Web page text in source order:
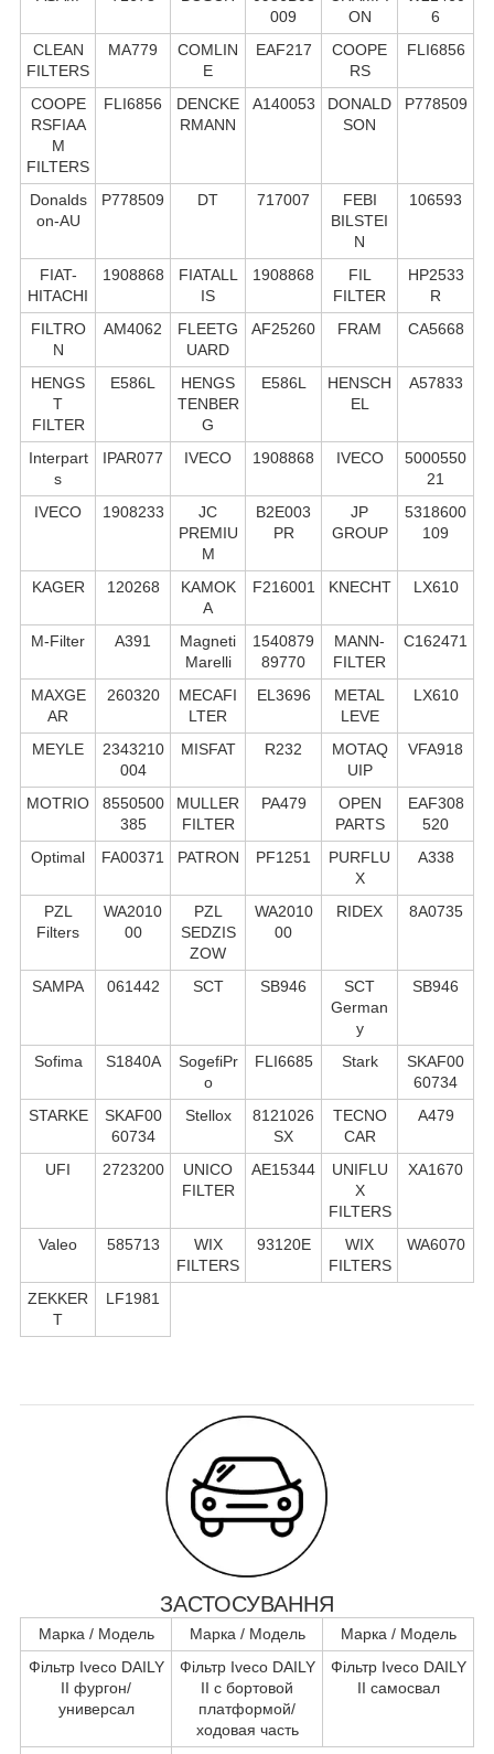
009
ON
6
CLEAN
FILTERS
MA779
COMLIN
E
EAF217
COOPE
RS
FLI6856
COOPE
RSFIAA
M
FILTERS
FLI6856
DENCKE
RMANN
A140053
DONALD
SON
P778509
Donalds
on-AU
P778509 DT 717007
FEBI
BILSTEI
N
106593
FIAT-
HITACHI
1908868
FIATALL
IS
1908868
FIL
FILTER
HP2533
R
FILTRO
N
AM4062
FLEETG
UARD
AF25260 FRAM CA5668
HENGS
T
FILTER
E586L
HENGS
TENBER
G
E586L
HENSCH
EL
A57833
Interpart
s
IPAR077 IVECO 1908868 IVECO
5000550
21
IVECO
1908233
JC
PREMIU
M
B2E003
PR
JP
GROUP
5318600
109
KAGER 120268
KAMOK
A
F216001 KNECHT LX610
M-Filter A391
Magneti
Marelli
1540879
89770
MANN-
FILTER
C162471
MAXGE
AR
260320
MECAFI
LTER
EL3696
METAL
LEVE
LX610
MEYLE
2343210
004
MISFAT R232
MOTAQ
UIP
VFA918
MOTRIO
8550500
385
MULLER
FILTER
PA479
OPEN
PARTS
EAF308
520
Optimal
FA00371 PATRON PF1251
PURFLU
X
A338
PZL
Filters
WA2010
00
PZL
SEDZIS
ZOW
WA2010
00
RIDEX 8A0735
SAMPA 061442 SCT SB946
SCT
German
y
SB946
Sofima S1840A
SogefiPr
o
FLI6685 Stark
SKAF00
60734
STARKE
SKAF00
60734
Stellox
8121026
SX
TECNO
CAR
A479
UFI 2723200
UNICO
FILTER
AE15344
UNIFLU
X
FILTERS
XA1670
Valeo 585713
WIX
FILTERS
93120E
WIX
FILTERS
WA6070
ZEKKER
T
LF1981
ЗАСТОСУВАННЯ
Марка / Модель Марка / Модель
Марка / Модель
Фільтр Iveco DAILY
II фургон/
универсал
Фільтр Iveco DAILY
II c бортовой
платформой/
ходовая часть
Фільтр Iveco DAILY
II самосвал